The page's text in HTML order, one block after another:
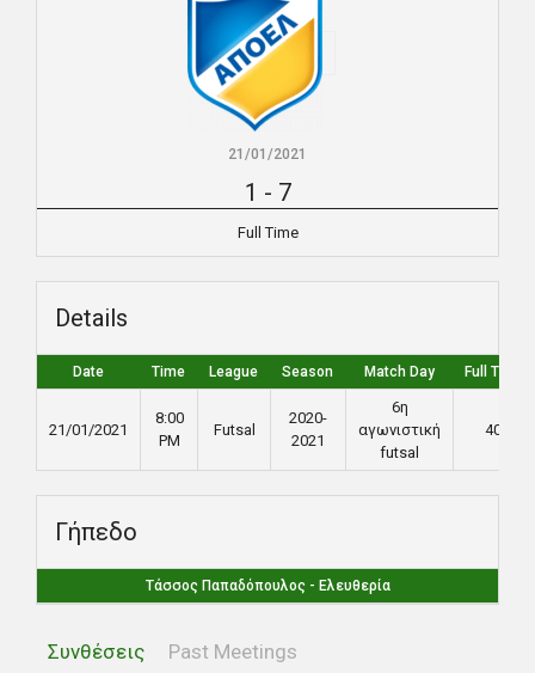
21/01/2021
1 - 7
Full Time
Details
Date Time League Season Match Day Full Time
21/01/2021
8:00
PM
Futsal
2020-
2021
6η
αγωνιστική
futsal
40'
Γήπεδο
Τάσσος Παπαδόπουλος - Ελευθερία
Συνθέσεις Past Meetings